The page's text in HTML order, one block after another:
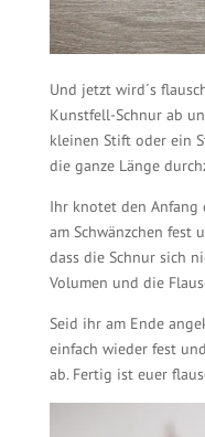
Und jetzt wird´s
Kunstfell-Schnur ab
kleinen Stift oder ein
die ganze Länge
Ihr knotet den Anfang
am Schwänzchen fest
dass die Schnur sich
Volumen und die
Seid ihr am Ende
einfach wieder fest
ab. Fertig ist euer